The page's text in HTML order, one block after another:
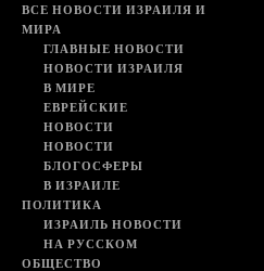
ВСЕ НОВОСТИ ИЗРАИЛЯ И
МИРА
ГЛАВНЫЕ НОВОСТИ
НОВОСТИ ИЗРАИЛЯ
В МИРЕ
ЕВРЕЙСКИЕ
НОВОСТИ
НОВОСТИ
БЛОГОСФЕРЫ
В ИЗРАИЛЕ
ПОЛИТИКА
ИЗРАИЛЬ НОВОСТИ
НА РУССКОМ
ОБЩЕСТВО